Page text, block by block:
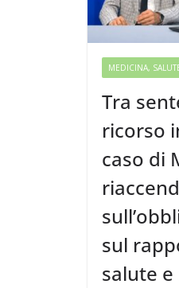
MEDICINA,
Tra
ricorso
caso di
sul
salute